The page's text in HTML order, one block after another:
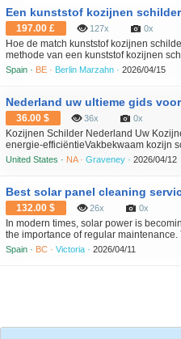
Een kunststof kozijnen
197.00 £ 127x 0x
Hoe de match kunststof kozijnen
methode van een kunststof kozijnen
vaak een diepgaande schuurbeurt en
Spain · BE · Berlin Marzahn · 2026/04/15
Nederland uw ultieme gids
36.00 $ 36x 0x
Kozijnen Schilder Nederland Uw
energie-efficiëntieVakbekwaam kozijn
aan de energie-efficiëntie ervan.
United States · NA · Graveney · 2026/04/12
Best solar panel cleaning
132.00 $ 26x 0x
In modern times, solar power is
the importance of regular
often build up on the panel surface,
Spain · BC · Victoria · 2026/04/11